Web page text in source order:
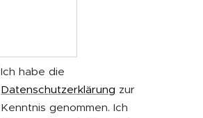
Ich habe die
Datenschutzerklärung zur
Kenntnis genommen. Ich